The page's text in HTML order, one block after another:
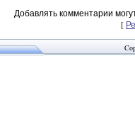
Добавлять комментарии
[